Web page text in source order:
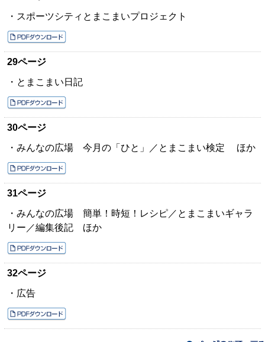
・スポーツシティとまこまいプロジェクト
29ページ
・とまこまい日記
30ページ
・みんなの広場 今月の「ひと」／とまこまい検定 ほか
31ページ
・みんなの広場 簡単！時短！レシピ／とまこまいギャラ
リー／編集後記 ほか
32ページ
・広告